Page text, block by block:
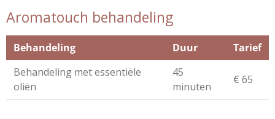
Aromatouch behandeling
Behandeling Duur
Tarief
Behandeling met essentiële
oliën
45
minuten
€ 65